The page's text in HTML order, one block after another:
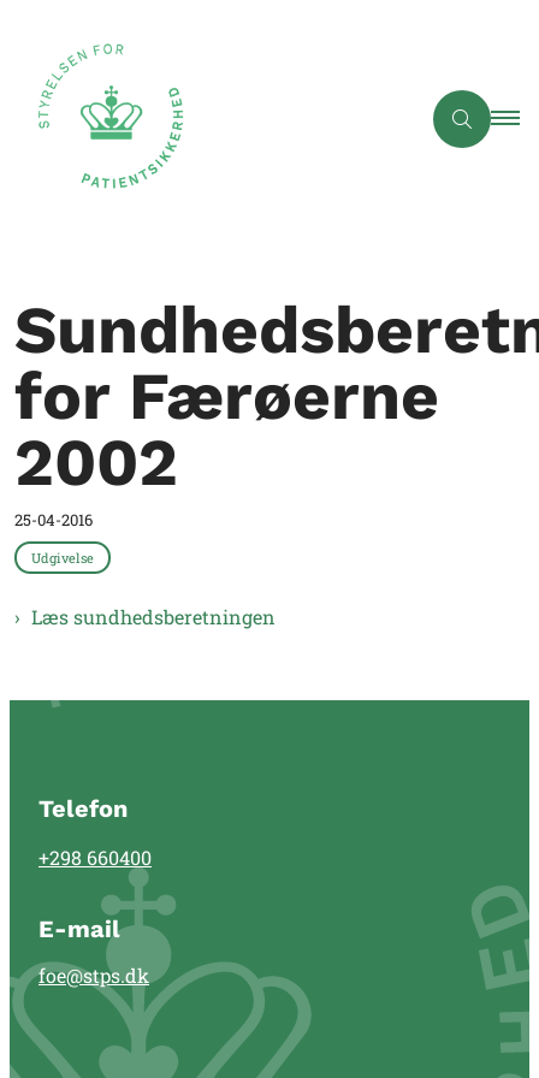
for Færøerne
2002
25-04-2016
Udgivelse
Læs sundhedsberetningen
Telefon
+298 660400
E-mail
foe@stps.dk